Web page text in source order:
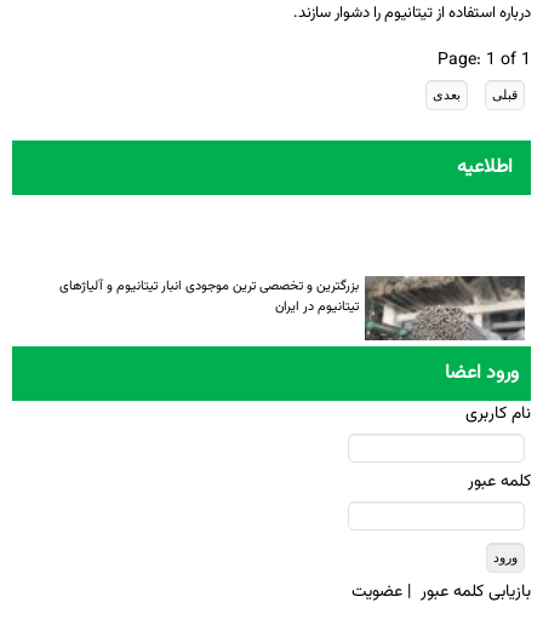
درباره استفاده از تیتانیوم را دشوار سازند.
Page: 1 of 1
اطلاعیه
بزرگترین و تخصصی ترین موجودی انبار تیتانیوم و آلیاژهای
تیتانیوم در ایران
ورود اعضا
نام کاربری
کلمه عبور
بازيابی کلمه عبور | عضويت